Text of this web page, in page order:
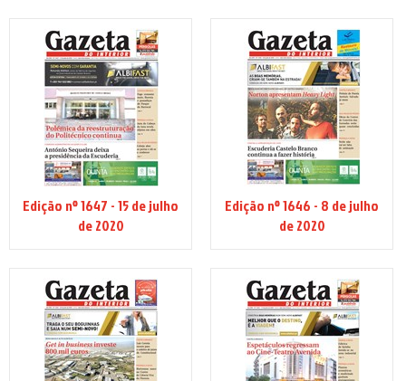
Edição nº 1647 - 15 de julho
de 2020
Edição nº 1646 - 8 de julho
de 2020